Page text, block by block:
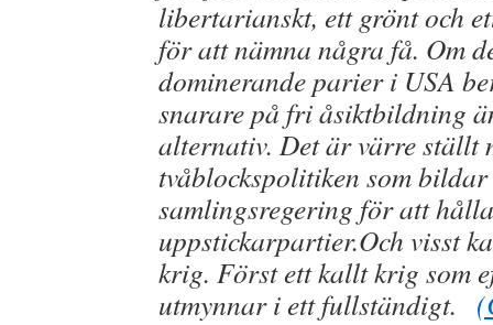
libertarianskt, ett grönt och
för att nämna några få. Om
dominerande parier i USA
snarare på fri åsiktbildning
alternativ. Det är värre ställt
tvåblockspolitiken som bildar
samlingsregering för att
uppstickarpartier.Och visst
krig. Först ett kallt krig som
utmynnar i ett fullständigt.